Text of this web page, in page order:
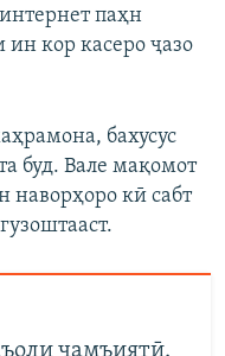
паҳн
кор касеро ҷазо
бахусус
буд. Вале мақомот
наворҳоро кӣ сабт
ҷамъиятӣ.